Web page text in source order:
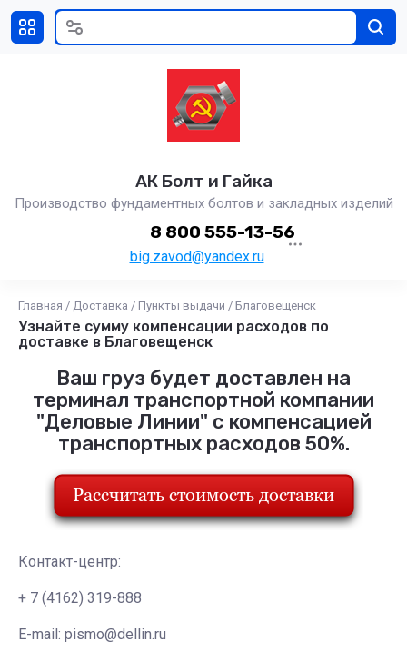
АК Болт и Гайка
Производство фундаментных болтов и закладных изделий
big.zavod@yandex.ru
8 800 555-13-56
Главная / Доставка / Пункты выдачи / Благовещенск
Узнайте сумму компенсации расходов по
доставке в Благовещенск
Ваш груз будет доставлен на
терминал транспортной компании
"Деловые Линии" с компенсацией
транспортных расходов 50%.
Контакт-центр:
+ 7 (4162) 319-888
E-mail: pismo@dellin.ru